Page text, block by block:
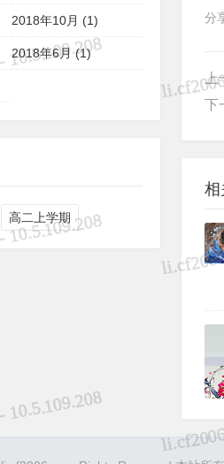
分
上
下
相
2018年10月 (1)
2018年6月 (1)
高二上学期